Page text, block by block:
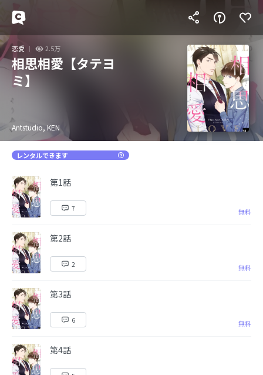
恋愛 2.5万
相思相愛【タテヨ
ミ】
Antstudio, KEN
レンタルできます
第1話
7 無料
第2話
2 無料
第3話
6 無料
第4話